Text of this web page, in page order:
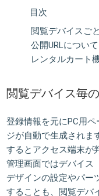
目次
閲覧デバイスご
公開URLについて
レンタルカート
閲覧デバイス毎
登録情報を元にPC用
ジが自動で生成されま
するとアクセス端末が
管理画面ではデバイス
デザインの設定やパー
することも、閲覧デバ